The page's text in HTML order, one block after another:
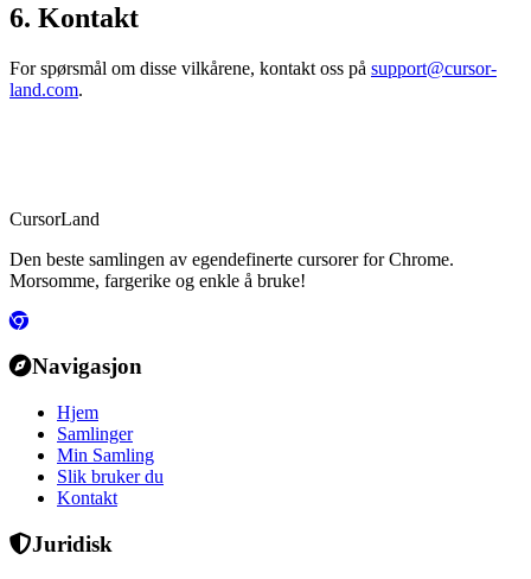
6. Kontakt
For spørsmål om disse vilkårene, kontakt oss på support@cursor-
land.com.
CursorLand
Den beste samlingen av egendefinerte cursorer for Chrome.
Morsomme, fargerike og enkle å bruke!
Navigasjon
Hjem
Samlinger
Min Samling
Slik bruker du
Kontakt
Juridisk